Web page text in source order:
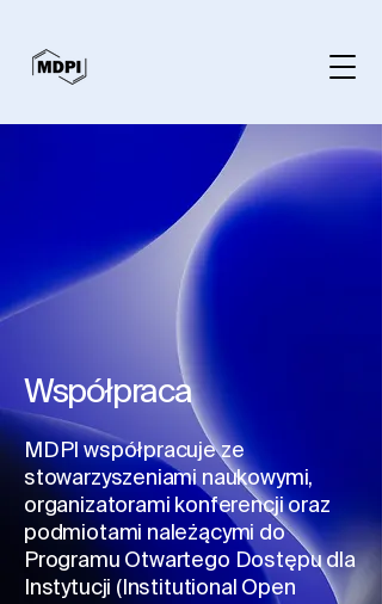
Współpraca
MDPI współpracuje ze
stowarzyszeniami naukowymi,
organizatorami konferencji ​oraz
podmiotami należącymi do
Programu Otwartego Dostępu dla
Instytucji (Institutional Open